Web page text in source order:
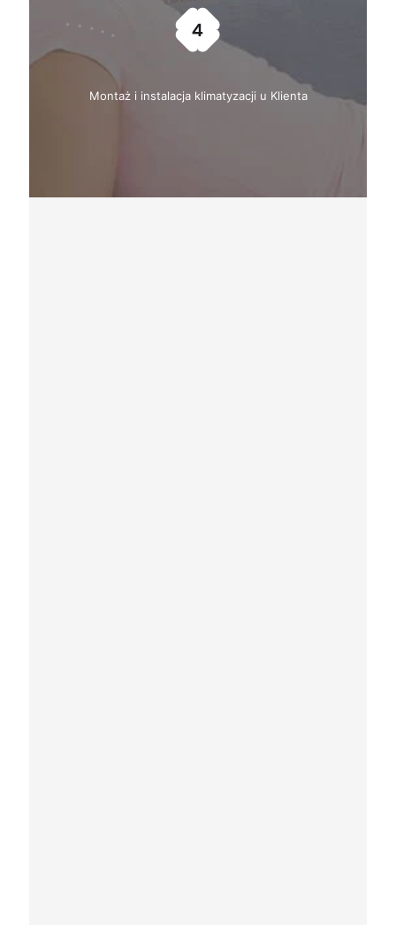
Montaż i instalacja klimatyzacji u Klienta